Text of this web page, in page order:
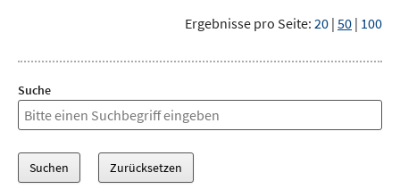
Ergebnisse pro Seite: 20 | 50 | 100
Suche